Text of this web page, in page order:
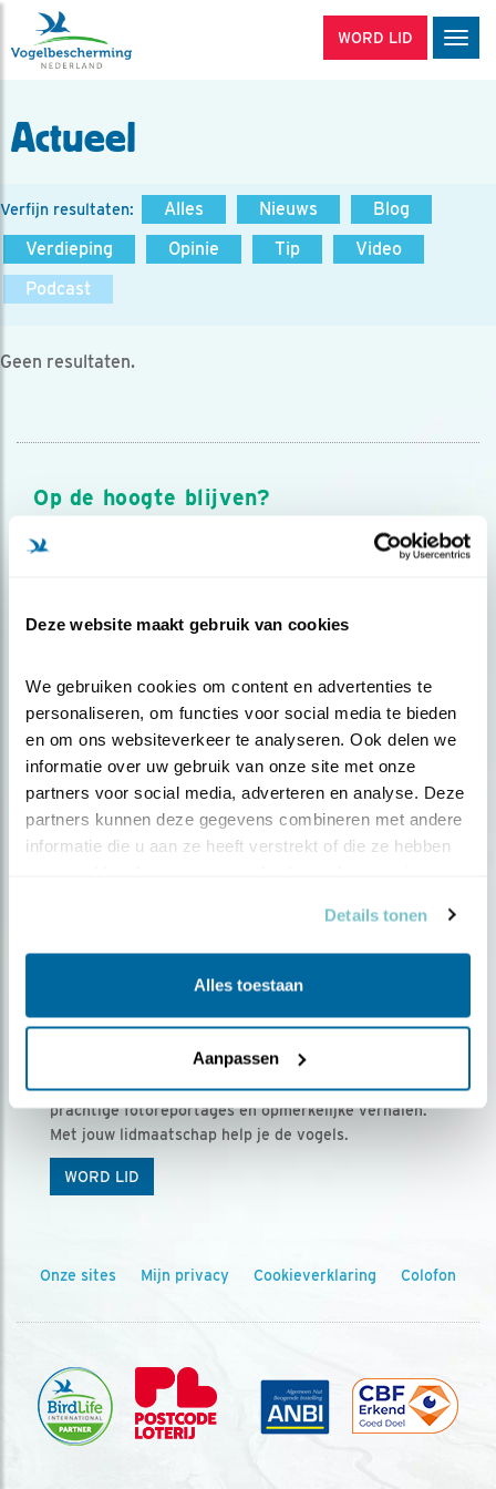
Deze website maakt gebruik van cookies
We gebruiken cookies om content en advertenties te
personaliseren, om functies voor social media te bieden
en om ons websiteverkeer te analyseren. Ook delen we
informatie over uw gebruik van onze site met onze
partners voor social media, adverteren en analyse. Deze
partners kunnen deze gegevens combineren met andere
informatie die u aan ze heeft verstrekt of die ze hebben
Details tonen
Alles toestaan
Aanpassen
WORD LID
Actueel
Verfijn resultaten: Alles Nieuws
Blog
Verdieping
Opinie Tip
Video
Podcast
Geen resultaten.
Op de hoogte blijven?
Meld je aan en ontvang nieuws, inspiratie, acties en tips
over vogels en activiteiten van Vogelbescherming.
Ontvang 5 x Vogels voor € 36,00 per jaar
Vogels is het tijdschrift voor onze leden, met
prachtige fotoreportages en opmerkelijke verhalen.
Met jouw lidmaatschap help je de vogels.
WORD LID
Onze sites Mijn privacy Cookieverklaring Colofon